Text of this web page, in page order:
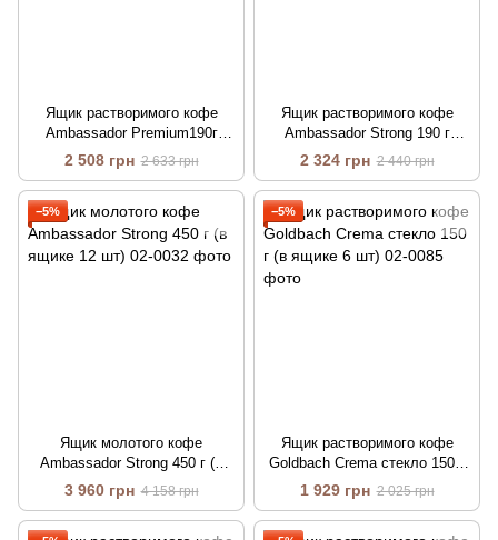
Ящик растворимого кофе
Ambassador Premium190г
стекло (в ящике 8 шт)
2 508 грн 2 633 грн
Ящик растворимого кофе
Ambassador Strong 190 г
стекло (в ящике 8 шт)
2 324 грн 2 440 грн
−5%
Ящик молотого кофе
Ambassador Strong 450 г (в
ящике 12 шт)
3 960 грн 4 158 грн
−5%
Ящик растворимого кофе
Goldbach Crema стекло 150 г
(в ящике 6 шт)
1 929 грн 2 025 грн